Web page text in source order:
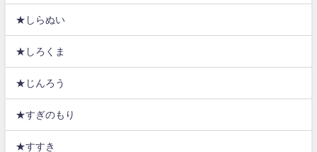
★しらぬい
★しろくま
★じんろう
★すぎのもり
★すすき